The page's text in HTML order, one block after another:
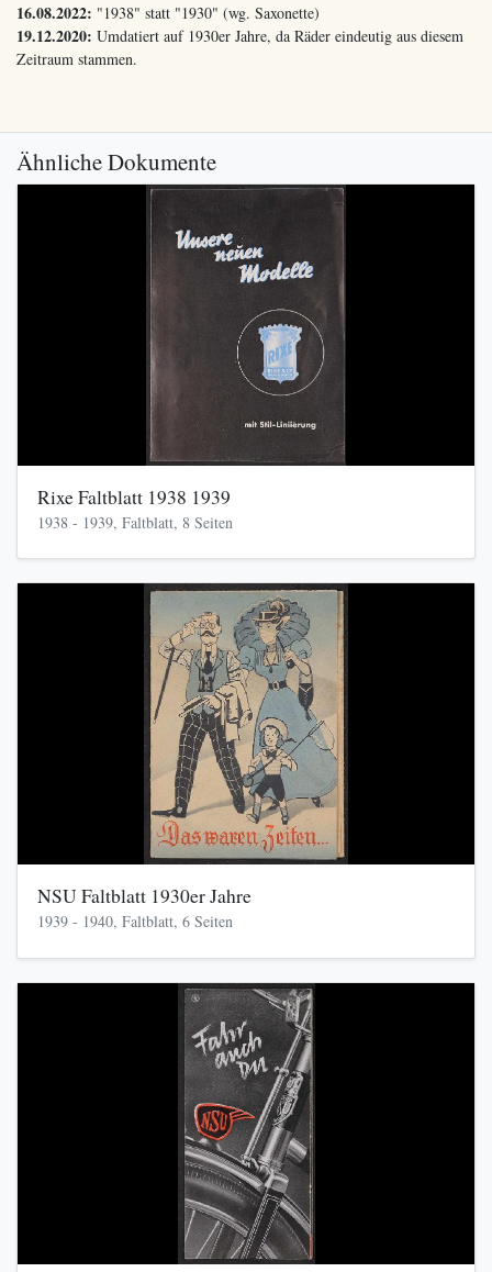
16.08.2022: "1938" statt "1930" (wg. Saxonette)
19.12.2020: Umdatiert auf 1930er Jahre, da Räder eindeutig aus diesem
Zeitraum stammen.
Ähnliche Dokumente
Rixe Faltblatt 1938 1939
1938 - 1939, Faltblatt, 8 Seiten
NSU Faltblatt 1930er Jahre
1939 - 1940, Faltblatt, 6 Seiten